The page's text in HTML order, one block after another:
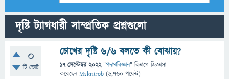
দৃষ্টি ট্যাগধারী সাম্প্রতিক প্রশ্নগুলো
0
টি ভোট
চোখের দৃষ্টি ৬/৬ বলতে কী বোঝায়?
17 সেপ্টেম্বর 2022 "পদার্থবিজ্ঞান" বিভাগে জিজ্ঞাসা
করেছেনMsknirob (6,760 পয়েন্ট)